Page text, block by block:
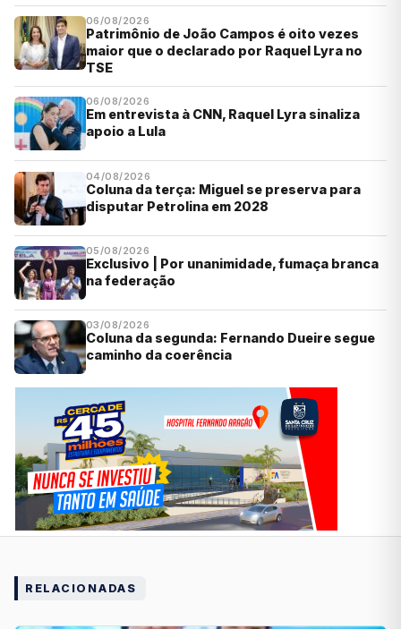
06/08/2026
Patrimônio de João Campos é oito vezes
maior que o declarado por Raquel Lyra no
TSE
06/08/2026
Em entrevista à CNN, Raquel Lyra sinaliza
apoio a Lula
04/08/2026
Coluna da terça: Miguel se preserva para
disputar Petrolina em 2028
05/08/2026
Exclusivo | Por unanimidade, fumaça branca
na federação
03/08/2026
Coluna da segunda: Fernando Dueire segue
caminho da coerência
RELACIONADAS